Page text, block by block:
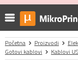
Početna Proizvodi
Gotovi kablovi
Kablovi